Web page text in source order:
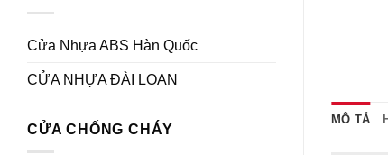
Cửa Nhựa ABS Hàn Quốc
CỬA NHỰA ĐÀI LOAN
CỬA CHỐNG CHÁY
MÔ TẢ